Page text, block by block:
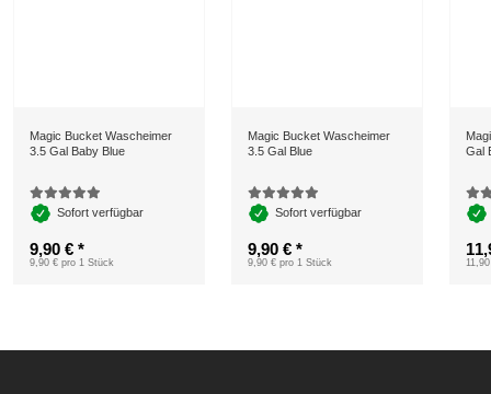
Magic Bucket Wascheimer
3.5 Gal Baby Blue
Sofort verfügbar
9,90 € *
9,90 € pro 1 Stück
Magic Bucket Wascheimer
3.5 Gal Blue
Sofort verfügbar
9,90 € *
9,90 € pro 1 Stück
Gal